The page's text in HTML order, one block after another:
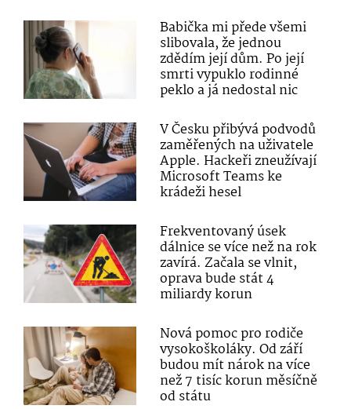
Babička mi přede všemi
slibovala, že jednou
zdědím její dům. Po její
smrti vypuklo rodinné
peklo a já nedostal nic
V Česku přibývá podvodů
zaměřených na uživatele
Apple. Hackeři zneužívají
Microsoft Teams ke
krádeži hesel
Frekventovaný úsek
dálnice se více než na rok
zavírá. Začala se vlnit,
oprava bude stát 4
miliardy korun
Nová pomoc pro rodiče
vysokoškoláky. Od září
budou mít nárok na více
než 7 tisíc korun měsíčně
od státu